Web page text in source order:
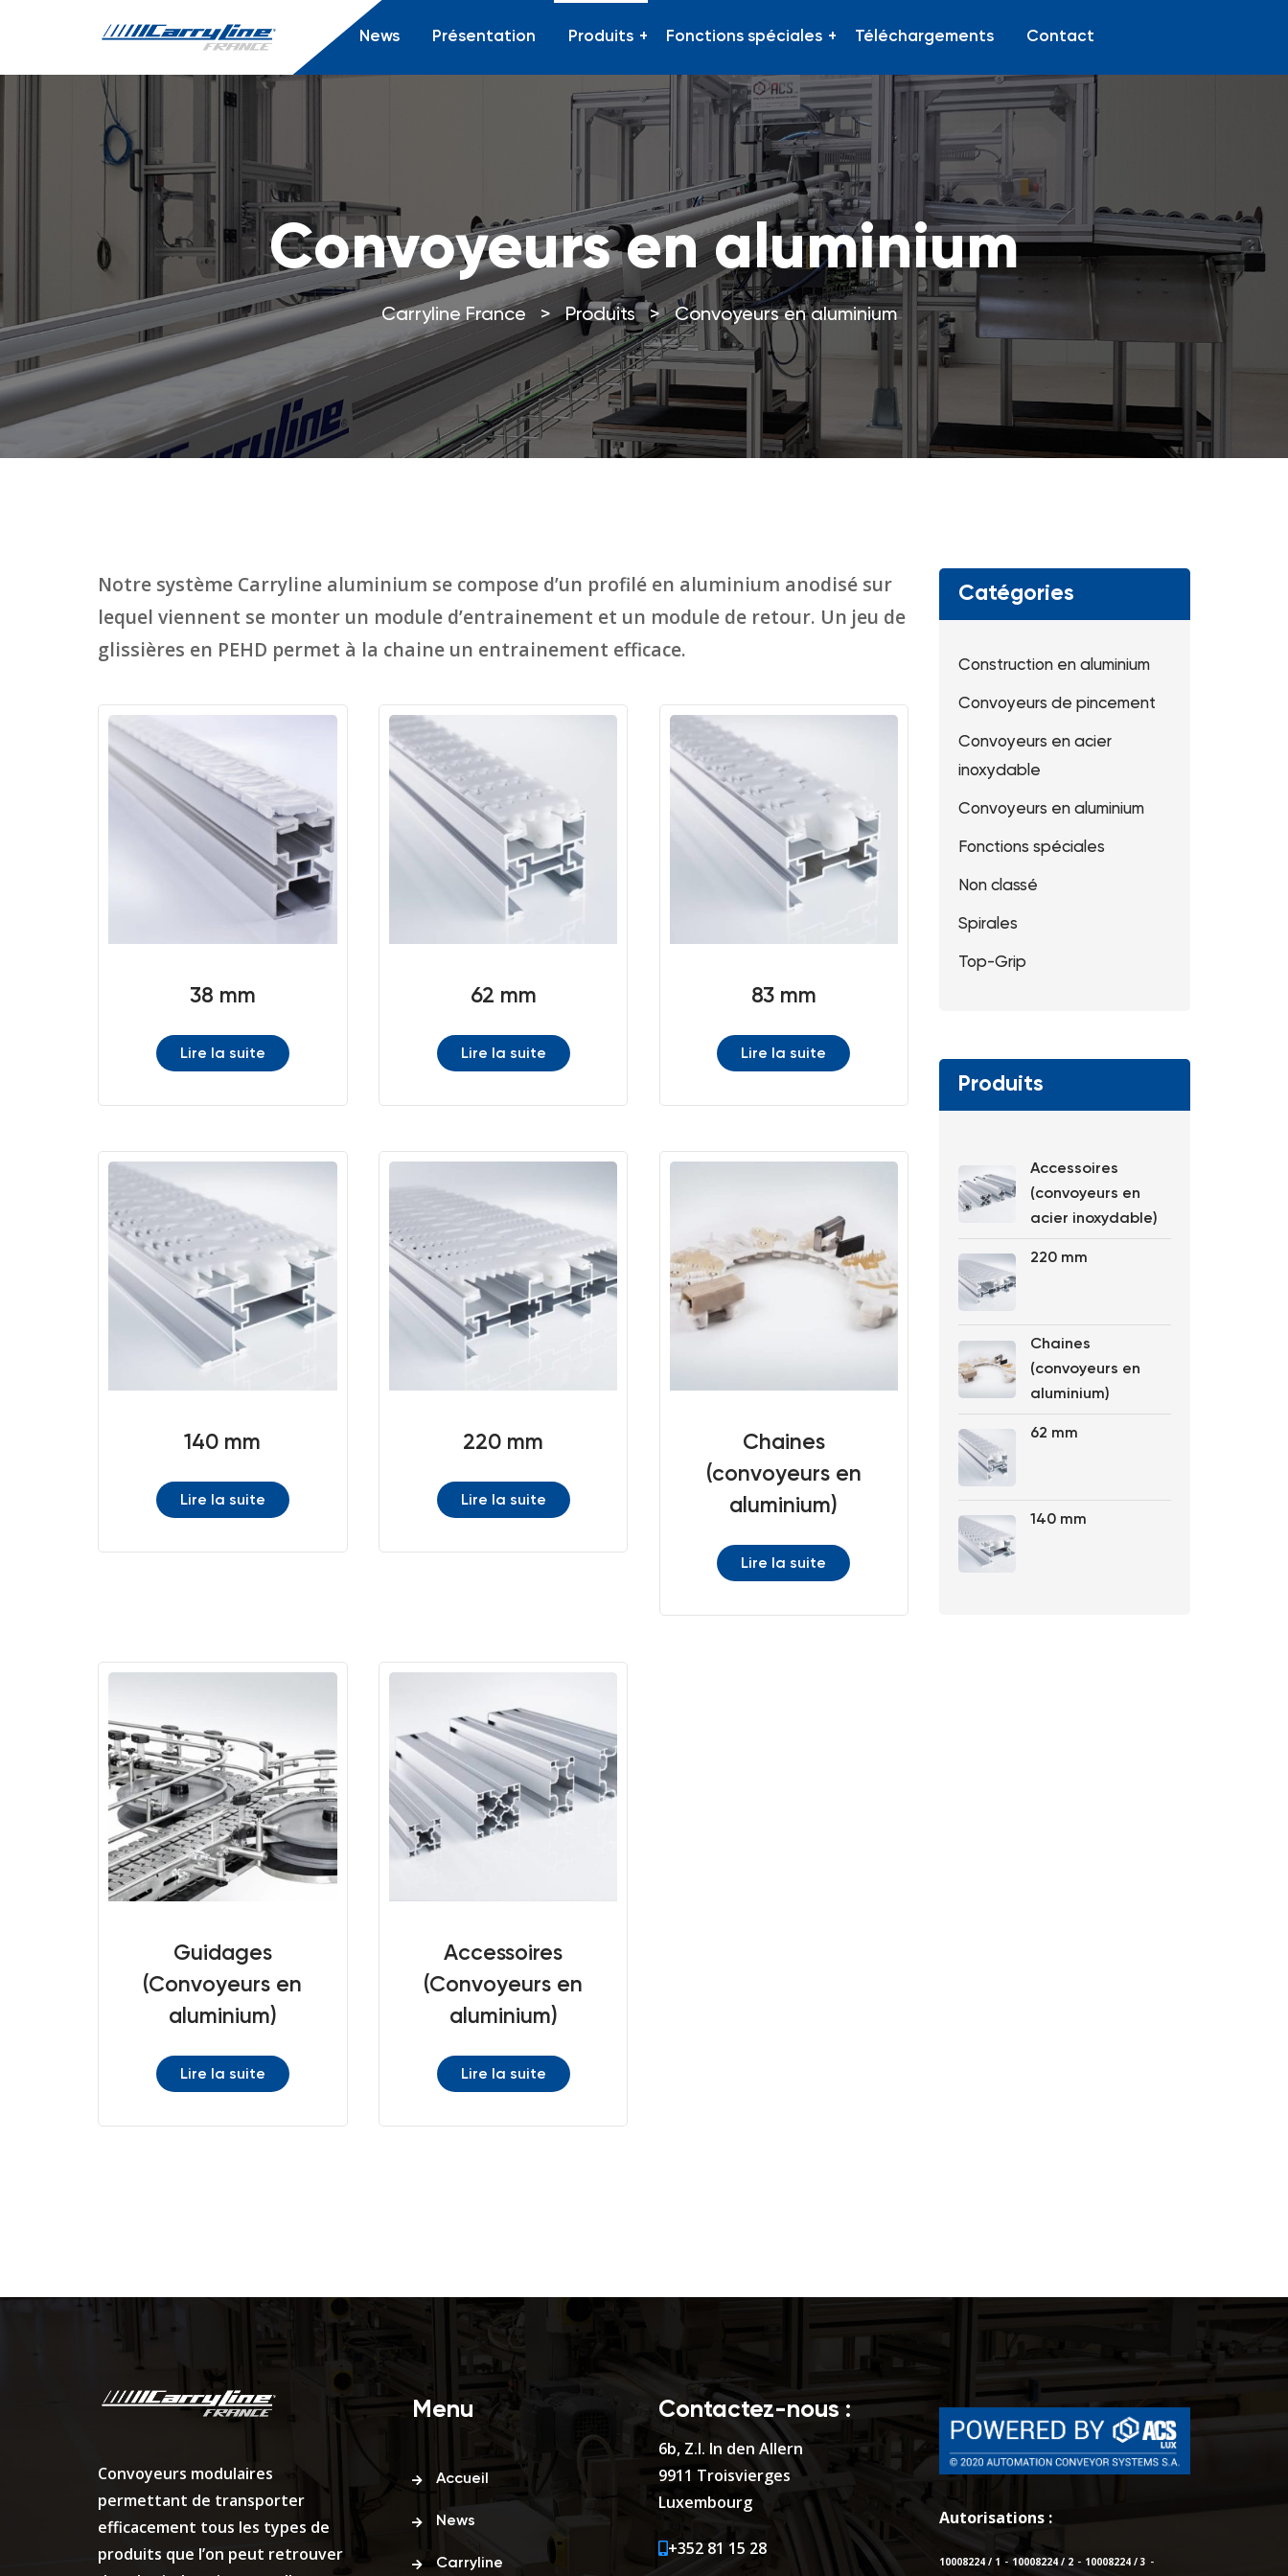
News Présentation Produits Fonctions spéciales Téléchargements Contact
Convoyeurs en aluminium
Carryline France > Produits > Convoyeurs en aluminium
Notre système Carryline aluminium se compose d’un profilé en aluminium anodisé sur
lequel viennent se monter un module d’entrainement et un module de retour. Un jeu de
glissières en PEHD permet à la chaine un entrainement efficace.
38 mm
Lire la suite
62 mm
Lire la suite
83 mm
Lire la suite
140 mm
Lire la suite
220 mm
Lire la suite
Chaines
(convoyeurs en
aluminium)
Lire la suite
Guidages
(Convoyeurs en
aluminium)
Lire la suite
Accessoires
(Convoyeurs en
aluminium)
Lire la suite
Catégories
Construction en aluminium
Convoyeurs de pincement
Convoyeurs en acier
inoxydable
Convoyeurs en aluminium
Fonctions spéciales
Non classé
Spirales
Top-Grip
Produits
Accessoires
(convoyeurs en
acier inoxydable)
220 mm
Chaines
(convoyeurs en
aluminium)
62 mm
140 mm
Convoyeurs modulaires
permettant de transporter
efficacement tous les types de
produits que l’on peut retrouver
Menu
Accueil
News
Carryline
Contactez-nous :
6b, Z.I. In den Allern
9911 Troisvierges
Luxembourg
+352 81 15 28
Autorisations :
10008224 / 1 10008224 / 2 10008224 / 3